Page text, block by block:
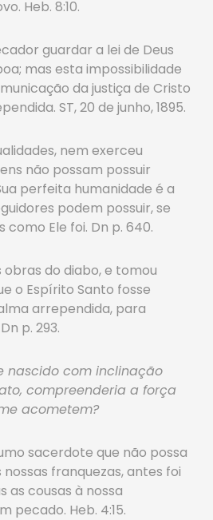
Heb. 8:10.
guardar a lei de Deus
mas esta impossibilidade
da justiça de Cristo
ST, 20 de junho, 1895.
nem exerceu
não possam possuir
perfeita humanidade é a
podem possuir, se
como Ele foi. Dn p. 640.
do diabo, e tomou
o Espírito Santo fosse
arrependida, para
p. 293.
nascido com inclinação
compreenderia a força
acometem?
sacerdote que não possa
franquezas, antes foi
as cousas à nossa
pecado. Heb. 4:15.